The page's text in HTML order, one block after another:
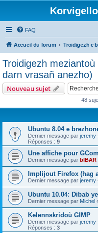
FAQ
Accueil du forum Troidigezh e
Troidigezh
darn vrasañ anezho)
Nouveau sujet
48
Ubuntu 8.04 e
Dernier message par jeremy
Réponses : 9
Une affiche pour
Dernier message par bIBAR
Implijout Firefox (hag
Dernier message par jeremy
Ubuntu 10.04: Dibab
Dernier message par Michel
Kelennskridoù GIMP
Dernier message par jeremy
Réponses : 3